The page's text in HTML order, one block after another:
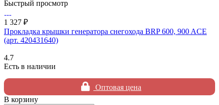
Быстрый просмотр
1 327 ₽
Прокладка крышки генератора снегохода BRP 600, 900 ACE
(арт. 420431640)
4.7
Есть в наличии
Оптовая цена
В корзину